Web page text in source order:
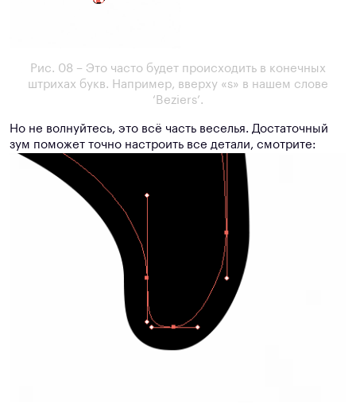
Рис. 08 – Это часто будет происходить в конечных
штрихах букв. Например, вверху «s» в нашем слове
‘Beziers’.
Но не волнуйтесь, это всё часть веселья. Достаточный
зум поможет точно настроить все детали, смотрите: